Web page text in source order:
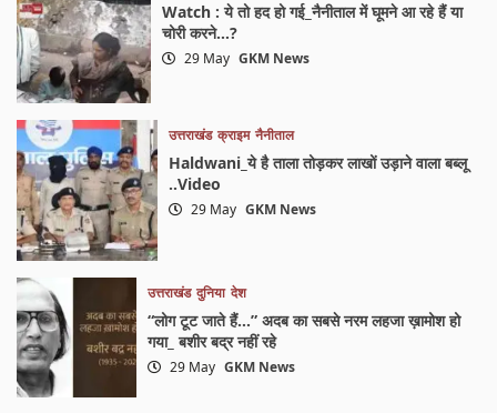
Watch : ये तो हद हो गई_नैनीताल में घूमने आ रहे हैं या
चोरी करने…?
29 May GKM News
उत्तराखंड क्राइम नैनीताल
Haldwani_ये है ताला तोड़कर लाखों उड़ाने वाला बब्लू
..Video
29 May GKM News
उत्तराखंड दुनिया देश
“लोग टूट जाते हैं…” अदब का सबसे नरम लहजा ख़ामोश हो
गया_ बशीर बद्र नहीं रहे
29 May GKM News